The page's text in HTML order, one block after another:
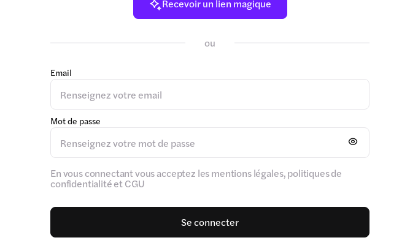
Recevoir un lien magique
ou
Email
Mot de passe
En vous connectant vous acceptez les mentions légales, politiques de
confidentialité et CGU
Se connecter